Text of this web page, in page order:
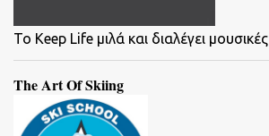
To Keep Life μιλά και διαλέγει μουσικές
The Art Of Skiing